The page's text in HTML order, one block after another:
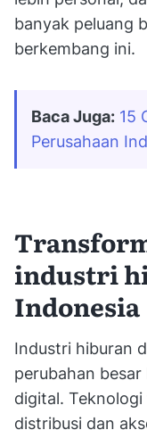
banyak peluang
berkembang ini.
Baca Juga: 15
Perusahaan
industri
Indonesia
Industri hiburan
perubahan
digital.
distribusi dan